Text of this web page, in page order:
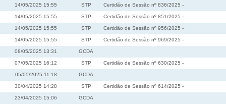
14/05/2025 15:55 STP Certidão de Sessão nº 836/2025 -
14/05/2025 15:55 STP Certidão de Sessão nº 851/2025 -
14/05/2025 15:55 STP Certidão de Sessão nº 956/2025 -
14/05/2025 15:55 STP Certidão de Sessão nº 969/2025 -
08/05/2025 13:31 GCDA
07/05/2025 16:12 STP Certidão de Sessão nº 630/2025 -
05/05/2025 11:18 GCDA
30/04/2025 14:28 STP Certidão de Sessão nº 614/2025 -
23/04/2025 15:06 GCDA